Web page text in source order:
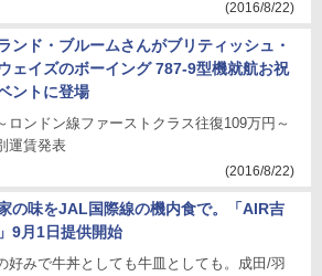
(2016/8/22)
ンド・ブルームさんがブリティッシュ・
ェイズのボーイング 787-9型機就航お祝
ントに登場
ロンドン線ファーストクラス往復109万円～
運賃発表
(2016/8/22)
の味をJAL国際線の機内食で。「AIR吉
9月1日提供開始
好みで牛丼としても牛皿としても。成田/羽